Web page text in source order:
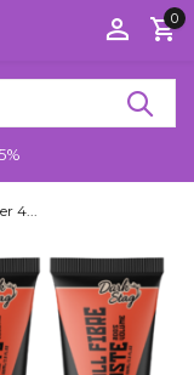
0
4...